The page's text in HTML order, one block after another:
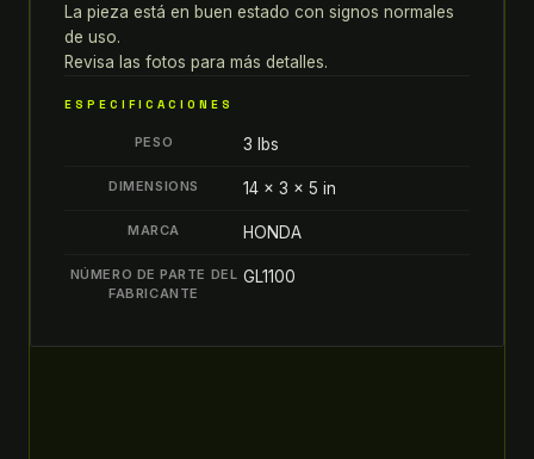
TORQUE
DE
BARRA
DE
quantity
La pieza está en buen estado con signos normales
de uso.
Revisa las fotos para más detalles.
ESPECIFICACIONES
PESO 3 lbs
DIMENSIONS 14 × 3 × 5 in
MARCA HONDA
NÚMERO DE PARTE DEL
FABRICANTE
GL1100